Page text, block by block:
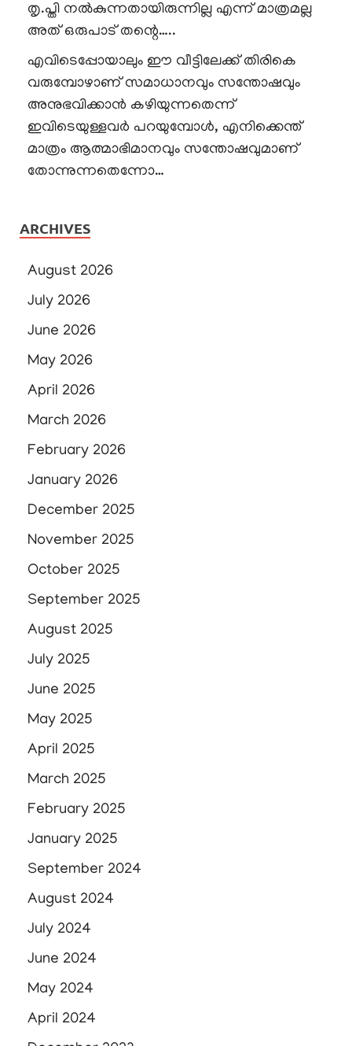
തൃ.പ്തി നൽകുന്നതായിരുന്നില്ല എന്ന് മാത്രമല്ല
അത് ഒരുപാട് തന്റെ…..
എവിടെപ്പോയാലും ഈ വീട്ടിലേക്ക് തിരികെ
വരുമ്പോഴാണ് സമാധാനവും സന്തോഷവും
അനുഭവിക്കാൻ കഴിയുന്നതെന്ന്
ഇവിടെയുള്ളവർ പറയുമ്പോൾ, എനിക്കെന്ത്
മാത്രം ആത്മാഭിമാനവും സന്തോഷവുമാണ്
തോന്നുന്നതെന്നോ…
ARCHIVES
August 2026
July 2026
June 2026
May 2026
April 2026
March 2026
February 2026
January 2026
December 2025
November 2025
October 2025
September 2025
August 2025
July 2025
June 2025
May 2025
April 2025
March 2025
February 2025
January 2025
September 2024
August 2024
July 2024
June 2024
May 2024
April 2024